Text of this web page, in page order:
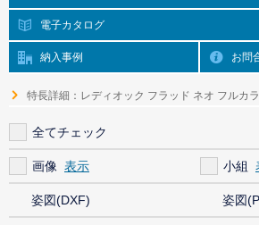
電子カタログ
納入事例 お問
特長詳細：レディオック フラッド ネオ フルカ
全てチェック
画像 小組
姿図(DXF) 姿図